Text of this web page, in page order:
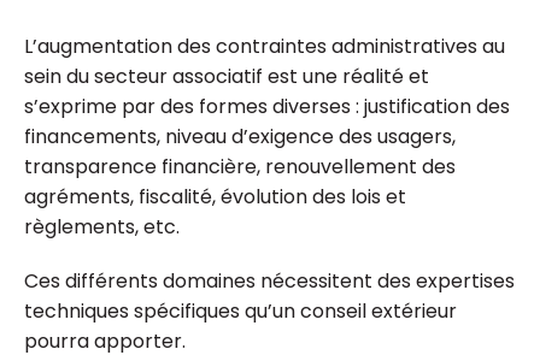
L’augmentation des contraintes administratives au
sein du secteur associatif est une réalité et
s’exprime par des formes diverses : justification des
financements, niveau d’exigence des usagers,
transparence financière, renouvellement des
agréments, fiscalité, évolution des lois et
règlements, etc.
Ces différents domaines nécessitent des expertises
techniques spécifiques qu’un conseil extérieur
pourra apporter.